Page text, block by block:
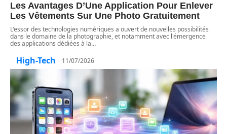
Les Avantages D’Une Application Pour Enlever
Les Vêtements Sur Une Photo Gratuitement
L'essor des technologies numériques a ouvert de nouvelles possibilités
dans le domaine de la photographie, et notamment avec l'émergence
des applications dédiées à la…
High-Tech 11/07/2026